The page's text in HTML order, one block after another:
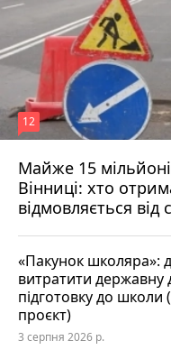
Майже 15
Вінниці: хто
відмовляється від
12
«Пакунок школяра»:
витратити державну
підготовку до школи
проєкт)
3 серпня 2026 р.